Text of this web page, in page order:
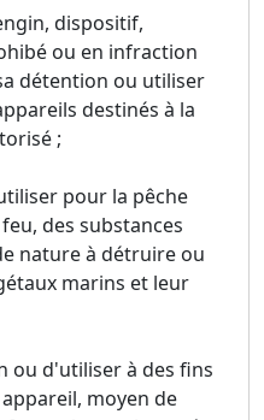
dispositif,
ou en infraction
détention ou utiliser
destinés à la
;
pour la pêche
des substances
nature à détruire ou
marins et leur
ou d'utiliser à des fins
moyen de